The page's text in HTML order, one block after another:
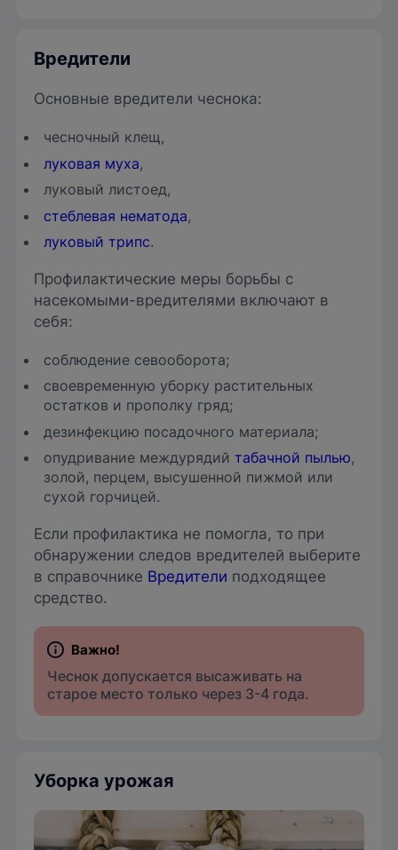
Вредители
Основные вредители чеснока:
чесночный клещ,
луковая муха,
луковый листоед,
стеблевая нематода,
луковый трипс.
Профилактические меры борьбы с
насекомыми-вредителями включают в
себя:
соблюдение севооборота;
своевременную уборку растительных
остатков и прополку гряд;
дезинфекцию посадочного материала;
опудривание междурядийтабачной пылью,
золой, перцем, высушенной пижмой или
сухой горчицей.
Если профилактика не помогла, то при
обнаружении следов вредителей выберите
в справочнике Вредители подходящее
средство.
Чеснок допускается высаживать на
старое место только через 3-4 года.
Уборка урожая